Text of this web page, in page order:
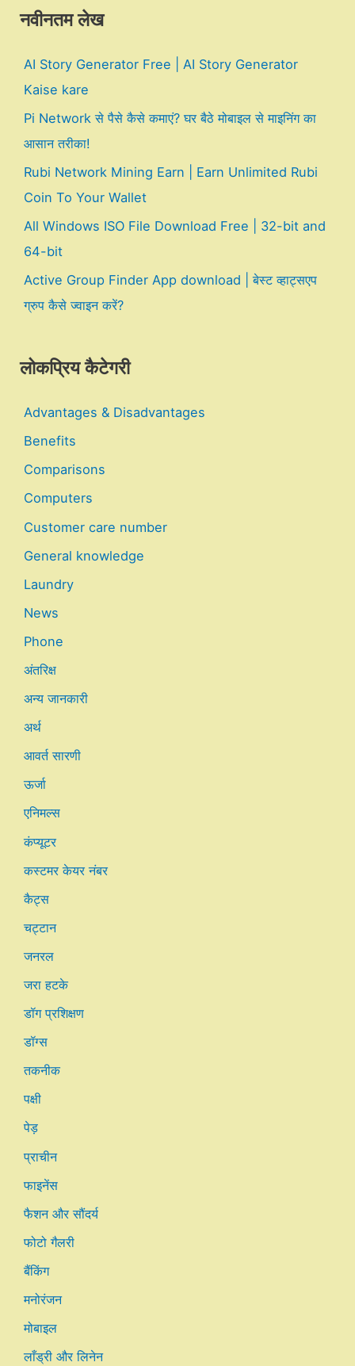
नवीनतम लेख
AI Story Generator Free | AI Story Generator
Kaise kare
Pi Network से पैसे कैसे कमाएं? घर बैठे मोबाइल से माइनिंग का
आसान तरीका!
Rubi Network Mining Earn | Earn Unlimited Rubi
Coin To Your Wallet
All Windows ISO File Download Free | 32-bit and
64-bit
Active Group Finder App download | बेस्ट व्हाट्सएप
ग्रुप कैसे ज्वाइन करें?
लोकप्रिय कैटेगरी
Advantages & Disadvantages
Benefits
Comparisons
Computers
Customer care number
General knowledge
Laundry
News
Phone
अंतरिक्ष
अन्य जानकारी
अर्थ
आवर्त सारणी
ऊर्जा
एनिमल्स
कंप्यूटर
कस्टमर केयर नंबर
कैट्स
चट्टान
जनरल
जरा हटके
डॉग प्रशिक्षण
डॉग्स
तकनीक
पक्षी
पेड़
प्राचीन
फाइनेंस
फैशन और सौंदर्य
फोटो गैलरी
बैंकिंग
मनोरंजन
मोबाइल
लाँड्री और लिनेन